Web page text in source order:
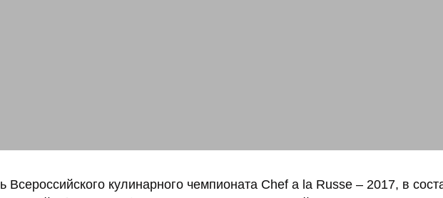
кулинарного чемпионата Chef a la Russe – 2017, в